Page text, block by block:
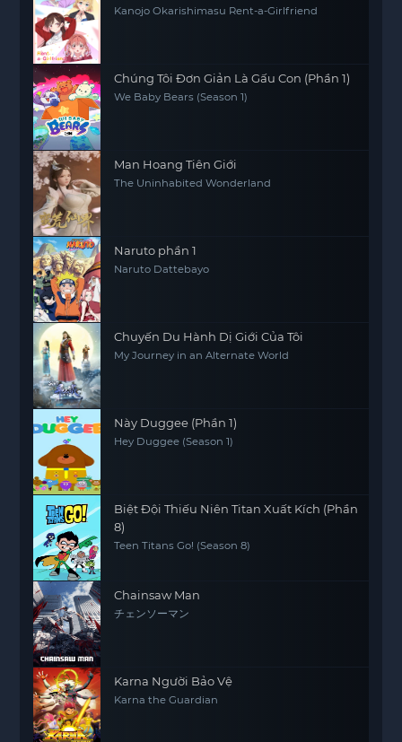
Kanojo Okarishimasu Rent-a-Girlfriend
Chúng Tôi Đơn Giản Là Gấu Con (Phần 1)
We Baby Bears (Season 1)
Man Hoang Tiên Giới
The Uninhabited Wonderland
Naruto phần 1
Naruto Dattebayo
Chuyến Du Hành Dị Giới Của Tôi
My Journey in an Alternate World
Này Duggee (Phần 1)
Hey Duggee (Season 1)
Biệt Đội Thiếu Niên Titan Xuất Kích (Phần
8)
Teen Titans Go! (Season 8)
Chainsaw Man
チェンソーマン
Karna Người Bảo Vệ
Karna the Guardian